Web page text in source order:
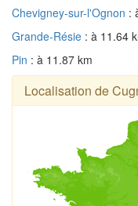
Chevigney-sur-l'Ognon :
Grande-Résie : à 11.64
Pin : à 11.87 km
Localisation de